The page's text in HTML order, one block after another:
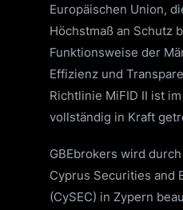
Europäischen Union,
Höchstmaß an Schutz
Funktionsweise der
Effizienz und
Richtlinie MiFID II ist
vollständig in Kraft
GBEbrokers wird
Cyprus Securities and
(CySEC) in Zypern